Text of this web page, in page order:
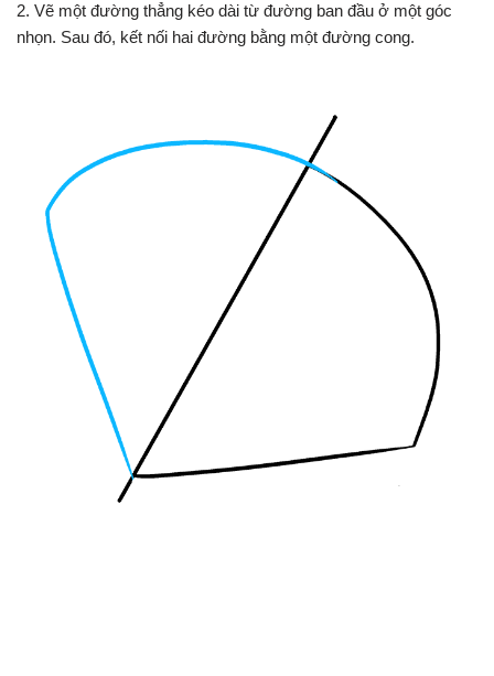
2. Vẽ một đường thẳng kéo dài từ đường ban đầu ở một góc
nhọn. Sau đó, kết nối hai đường bằng một đường cong.